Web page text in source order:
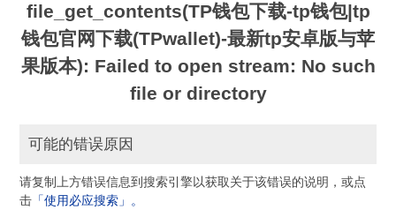
file_get_contents(TP钱包下载-tp钱包|tp
钱包官网下载(TPwallet)-最新tp安卓版与苹
果版本): Failed to open stream: No such
file or directory
可能的错误原因
请复制上方错误信息到搜索引擎以获取关于该错误的说明，或点
击 「使用必应搜索」。